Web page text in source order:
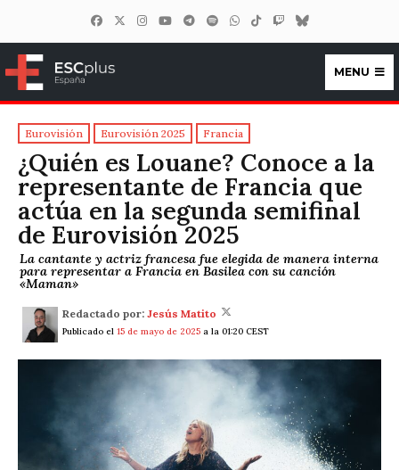
ESCplus España
MENU
Eurovisión Eurovisión 2025 Francia
¿Quién es Louane? Conoce a la
representante de Francia que
actúa en la segunda semifinal
de Eurovisión 2025
La cantante y actriz francesa fue elegida de manera interna
para representar a Francia en Basilea con su canción
«Maman»
Redactado por: Jesús Matito
Publicado el 15 de mayo de 2025 a la 01:20 CEST